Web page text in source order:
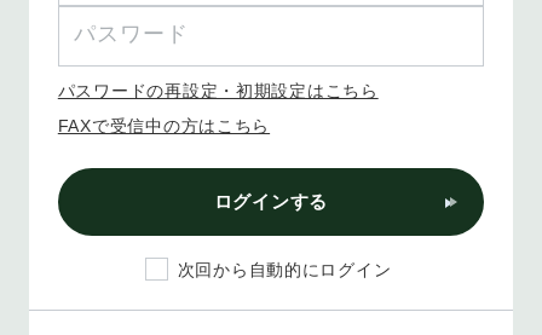
パスワードの再設定・初期設定はこちら
FAXで受信中の方はこちら
ログインする
次回から自動的にログイン